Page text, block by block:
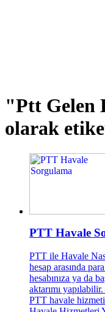
"Ptt Gelen
olarak
PTT Havale
PTT ile Havale
hesap arasında
hesabınıza ya da
aktarımı
PTT havale